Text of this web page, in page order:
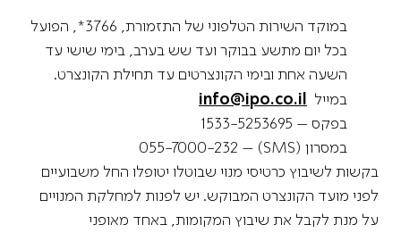
במוקד השירות הטלפוני של התזמורת, 3766*, הפועל
בכל יום מתשע בבוקר ועד שש בערב, בימי שישי עד
השעה אחת ובימי הקונצרטים עד תחילת הקונצרט.
במייל
info@ipo.co.il
בפקס – 1533-5253695
במסרון (SMS) – 055-7000-232
בקשות לשיבוץ כרטיסי מנוי שבוטלו יטופלו החל משבועיים
לפני מועד הקונצרט המבוקש. יש לפנות למחלקת המנויים
על מנת לקבל את שיבוץ המקומות, באחד מאופני